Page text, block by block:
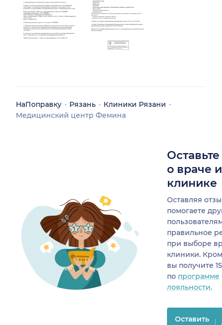
НаПоправку Рязань
Клиники Рязани
Медицинский центр Фемина
о враче
клинике
Оставляя
помогаете
правильное
при выборе
клиники.
вы получите
по программе
лояльности.
Оставить